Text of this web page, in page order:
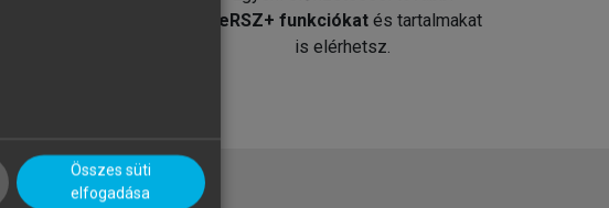
MeRSZ+ funkciókat és tartalmakat
is elérhetsz.
Összes süti
elfogadása